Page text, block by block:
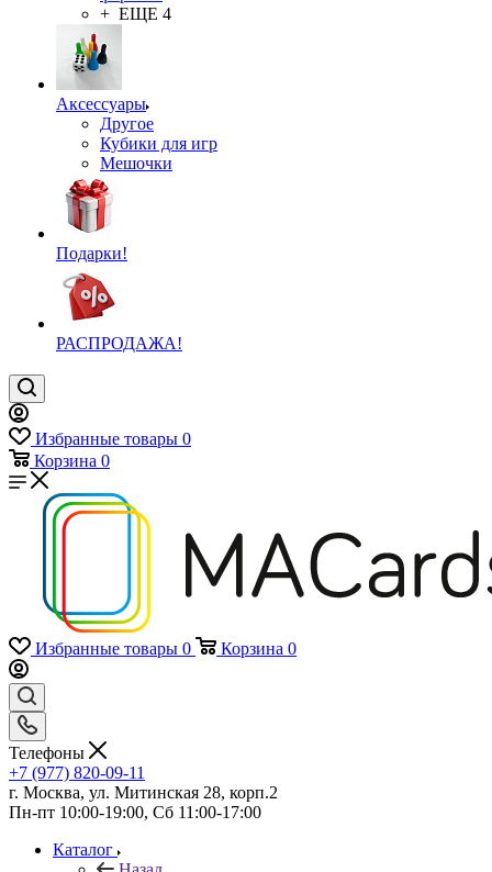
+ ЕЩЕ 4
Аксессуары
Другое
Кубики для игр
Мешочки
Подарки!
РАСПРОДАЖА!
Избранные товары 0
Корзина 0
Избранные товары 0 Корзина 0
Телефоны
+7 (977) 820-09-11
г. Москва, ул. Митинская 28, корп.2
Пн-пт 10:00-19:00, Сб 11:00-17:00
Каталог